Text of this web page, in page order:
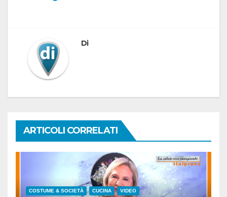
Di
ARTICOLI CORRELATI
COSTUME & SOCIETÀ CUCINA VIDEO